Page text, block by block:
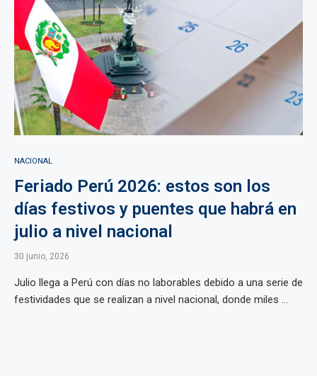
NACIONAL
Feriado Perú 2026: estos son los
días festivos y puentes que habrá en
julio a nivel nacional
30 junio, 2026
Julio llega a Perú con días no laborables debido a una serie de
festividades que se realizan a nivel nacional, donde miles ...